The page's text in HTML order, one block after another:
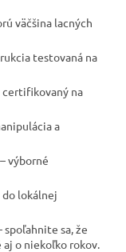
väčšina lacných
testovaná na
certifikovaný na
a
– výborné
lokálnej
spoľahnite sa, že
o niekoľko rokov.